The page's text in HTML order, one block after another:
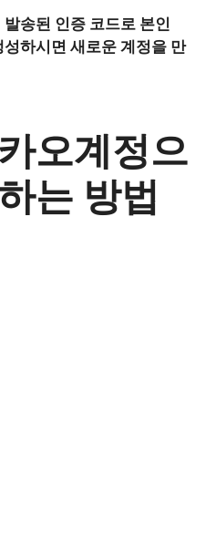
송된 인증 코드로 본인
하시면 새로운 계정을 만
오계정으
는 방법